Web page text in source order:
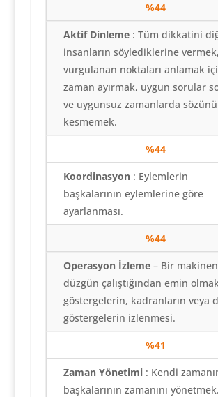
%44
Aktif Dinleme: Tüm dikkatini
insanların söylediklerine vermek,
vurgulanan noktaları anlamak
zaman ayırmak, uygun sorular
ve uygunsuz zamanlarda sözünü
kesmemek.
%44
Koordinasyon: Eylemlerin
başkalarının eylemlerine göre
ayarlanması.
%44
Operasyon İzleme– Bir
düzgün çalıştığından emin
göstergelerin, kadranların veya
göstergelerin izlenmesi.
%41
Zaman Yönetimi: Kendi
başkalarının zamanını yönetmek.